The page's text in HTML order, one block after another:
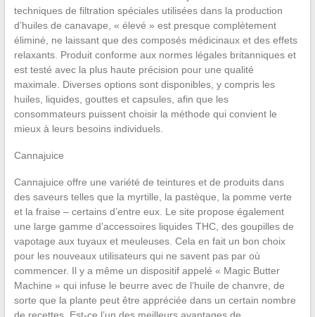
techniques de filtration spéciales utilisées dans la production
d’huiles de canavape, « élevé » est presque complètement
éliminé, ne laissant que des composés médicinaux et des effets
relaxants. Produit conforme aux normes légales britanniques et
est testé avec la plus haute précision pour une qualité
maximale. Diverses options sont disponibles, y compris les
huiles, liquides, gouttes et capsules, afin que les
consommateurs puissent choisir la méthode qui convient le
mieux à leurs besoins individuels.
Cannajuice
Cannajuice offre une variété de teintures et de produits dans
des saveurs telles que la myrtille, la pastèque, la pomme verte
et la fraise – certains d’entre eux. Le site propose également
une large gamme d’accessoires liquides THC, des goupilles de
vapotage aux tuyaux et meuleuses. Cela en fait un bon choix
pour les nouveaux utilisateurs qui ne savent pas par où
commencer. Il y a même un dispositif appelé « Magic Butter
Machine » qui infuse le beurre avec de l’huile de chanvre, de
sorte que la plante peut être appréciée dans un certain nombre